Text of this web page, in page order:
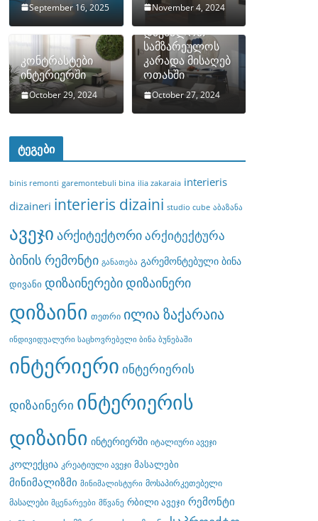
September 16, 2025 November 4, 2024
კონტრასტები
ინტერიერში
October 29, 2024
როგორ
დავმალოთ
სამზარეულოს
კარადა მისაღებ
ოთახში
October 27, 2024
ტეგები
binis remonti garemontebuli bina ilia zakaraia interieris
dizaineri interieris dizaini studio cube აბაზანა
ავეჯი არქიტექტორიარქიტექტურა
ბინის რემონტი განათება გარემონტებული ბინა
დივანი დიზაინერებიდიზაინერი
დიზაინი თეთრი ილია ზაქარაია
ინდივიდუალური საცხოვრებელი ბინა ბუნებაში
ინტერიერი ინტერიერის
დიზაინერი ინტერიერის
დიზაინი ინტერიერში იტალიური ავეჯი
კოლექცია კრეატიული ავეჯი მასალები
მინიმალიზმი მინიმალისტური მოსაპირკეთებელი
მასალები მცენარეები მწვანე რბილი ავეჯი რემონტი